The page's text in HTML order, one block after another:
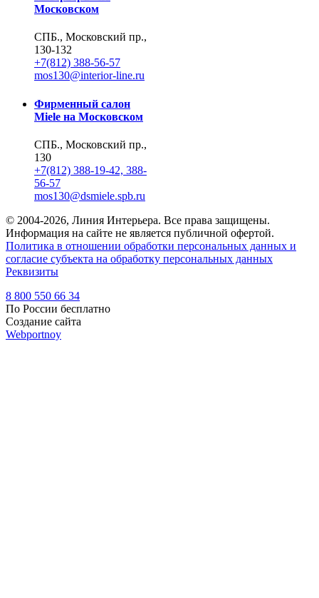
Московском
СПБ., Московский пр.,
130-132
+7(812) 388-56-57
mos130@interior-line.ru
Фирменный салон
Miele на Московском
СПБ., Московский пр.,
130
+7(812) 388-19-42, 388-
56-57
mos130@dsmiele.spb.ru
© 2004-2026, Линия Интерьера. Все права защищены.
Информация на сайте не является публичной офертой.
Политика в отношении обработки персональных данных и
согласие субъекта на обработку персональных данных
Реквизиты
8 800 550 66 34
По России бесплатно
Создание сайта
Webportnoy